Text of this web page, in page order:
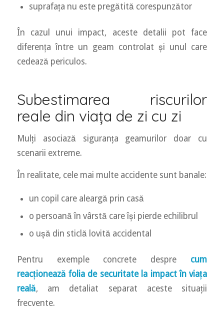
suprafața nu este pregătită corespunzător
În cazul unui impact, aceste detalii pot face
diferența între un geam controlat și unul care
cedează periculos.
Subestimarea riscurilor
reale din viața de zi cu zi
Mulți asociază siguranța geamurilor doar cu
scenarii extreme.
În realitate, cele mai multe accidente sunt banale:
un copil care aleargă prin casă
o persoană în vârstă care își pierde echilibrul
o ușă din sticlă lovită accidental
Pentru exemple concrete despre cum
reacționează folia de securitate la impact în viața
reală, am detaliat separat aceste situații
frecvente.